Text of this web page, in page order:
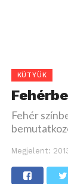
KÜTYÜK
Fehér
Megjelent: